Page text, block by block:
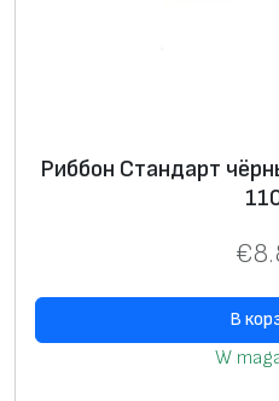
Риббон Стандарт
€
В
W